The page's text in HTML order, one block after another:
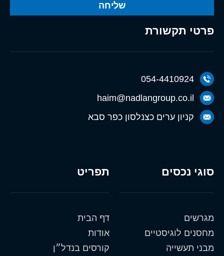
תפריט
דף הבית
אודות
קורסים בנדל״ן
סוגי נכסים
מגרשים
מחסנים לוגיסטיים
מבני תעשייה
פרטי תקשורת
054-4410924
haim@nadlangroup.co.il
קניון ערים כצנלסון כפר סבא
שליחה